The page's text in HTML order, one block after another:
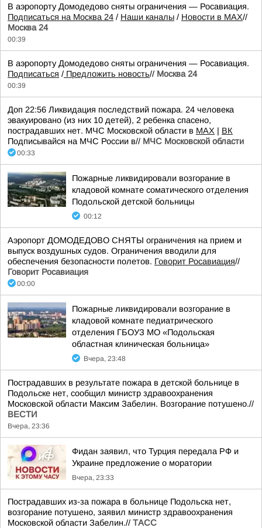
В аэропорту Домодедово сняты ограничения — Росавиация.
Подписаться на Москва 24 / Наши каналы / Новости в MAX//
Москва 24
00:39
В аэропорту Домодедово сняты ограничения — Росавиация.
Подписаться / Предложить новость// Москва 24
00:39
Доп 22:56 Ликвидация последствий пожара. 24 человека
эвакуировано (из них 10 детей), 2 ребенка спасено,
пострадавших нет. МЧС Московской области в MAX | ВК
Подписывайся на МЧС России в// МЧС Московской области
00:33
Пожарные ликвидировали возгорание в
кладовой комнате соматического отделения
Подольской детской больницы
00:12
Аэропорт ДОМОДЕДОВО СНЯТЫ ограничения на прием и
выпуск воздушных судов. Ограничения вводили для
обеспечения безопасности полетов. Говорит Росавиация//
Говорит Росавиация
00:00
Пожарные ликвидировали возгорание в
кладовой комнате педиатрического
отделения ГБОУЗ МО «Подольская
областная клиническая больница»
Вчера, 23:48
Пострадавших в результате пожара в детской больнице в
Подольске нет, сообщил министр здравоохранения
Московской области Максим Забелин. Возгорание потушено.//
ВЕСТИ
Вчера, 23:36
Фидан заявил, что Турция передала РФ и
Украине предложение о моратории
Вчера, 23:33
Пострадавших из-за пожара в больнице Подольска нет,
возгорание потушено, заявил министр здравоохранения
Московской области Забелин.// ТАСС